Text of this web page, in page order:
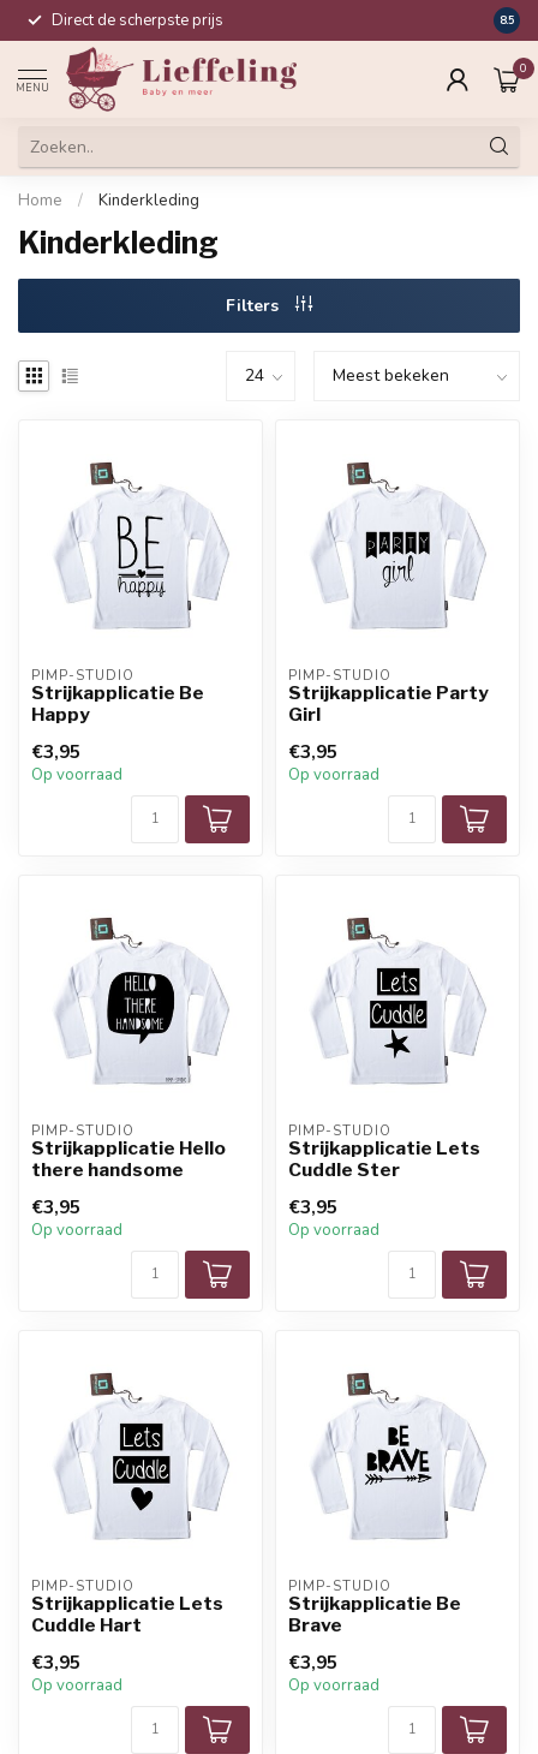
Direct de scherpste prijs 8.5
MENU
0
Home / Kinderkleding
Kinderkleding
Filters
PIMP-STUDIO
Strijkapplicatie Be
Happy
€3,95
Op voorraad
PIMP-STUDIO
Strijkapplicatie Party
Girl
€3,95
Op voorraad
PIMP-STUDIO
Strijkapplicatie Hello
there handsome
€3,95
Op voorraad
PIMP-STUDIO
Strijkapplicatie Lets
Cuddle Ster
€3,95
Op voorraad
PIMP-STUDIO
Strijkapplicatie Lets
Cuddle Hart
€3,95
Op voorraad
PIMP-STUDIO
Strijkapplicatie Be
Brave
€3,95
Op voorraad